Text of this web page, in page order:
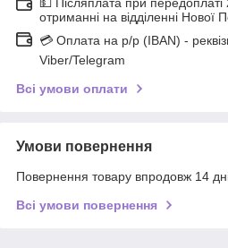
отриманні на відділенні Нової
💳 Оплата на р/р (IBAN) -
Viber/Telegram
Всі умови оплати
Умови повернення
Повернення товару впродовж 14
Всі умови повернення